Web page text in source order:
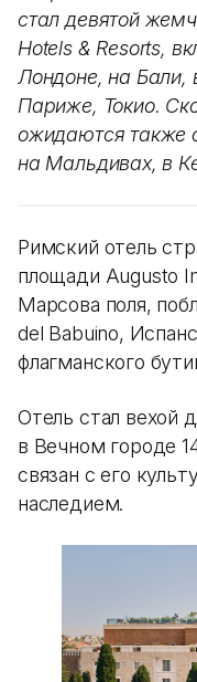
стал девятой
Hotels & Resorts,
Лондоне, на
Париже, Токио.
ожидаются также
на Мальдивах, в
Римский отель
площади Augusto
Марсова поля,
del Babuino,
флагманского
Отель стал вехой
в Вечном городе
связан с его
наследием.